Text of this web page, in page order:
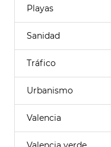
Playas
Sanidad
Tráfico
Urbanismo
Valencia